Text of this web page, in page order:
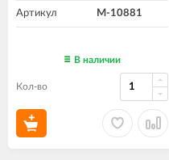
Артикул M-10881
В наличии
Кол-во